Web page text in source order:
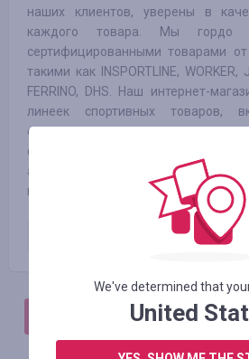
наших клиентов, уверены в
каждого товара. Мы гордо
сертифицированными товарами
такими как INSPORTLINE, WORKER,
FERRINO, DHS. Наш интернет-
линеек спортивных товаров,
спортивную одежду и
фитнеса и активного отдыха. Мы
ассортимент, чтобы вы могли
продукты из мира спорта.
Оплаченный заказ
АВТОРИЗИРУЙТЕСЬ, ЧТОБЫ
We've determined that
United